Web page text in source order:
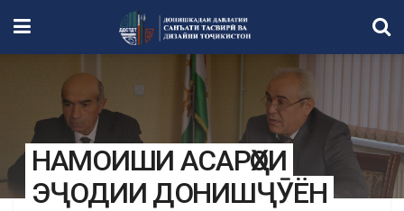
НАМОИШИ АСАРҲОИ
ЭҶОДИИ ДОНИШҶӮЁН